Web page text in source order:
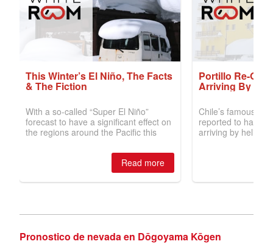
Pronostico de nevada en Dōgoyama Kōgen